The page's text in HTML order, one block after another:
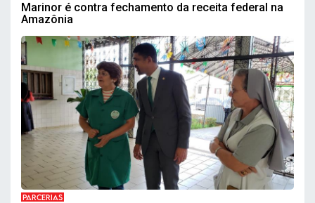
Marinor é contra fechamento da receita federal na
Amazônia
PARCERIAS